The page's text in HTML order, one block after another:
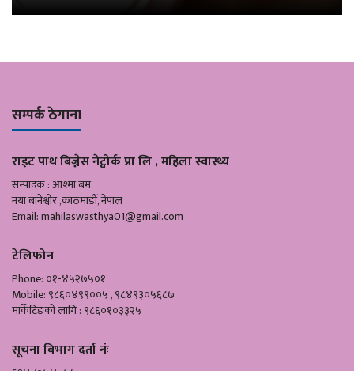
सम्पर्क ठेगाना
राइट पाथ बिज्नेस नेट्वोर्क प्रा लि , महिला स्वास्थ्य
सम्पादक : आश्मा बम
नया बानेश्वोर ,काठमाडौँ, नेपाल
Email:mahilaswasthya01@gmail.com
टेलिफोन
Phone: ०१-४५२७५०१
Mobile: ९८६०४९९००५ , ९८४९३०५६८७
मार्केटिङको लागि : ९८६०१०३३२५
सूचना विभाग दर्ता नंः